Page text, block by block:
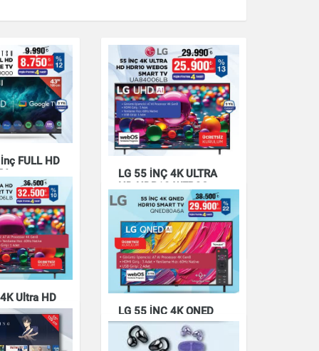
FULL HD
LG 55 İNÇ 4K ULTRA
HD HDR10 WEBOS
SMART TV
UA84006LB
Elektronik
Ultra HD
TV
LG 55 İNÇ 4K QNED
HDR10 SMART TV
QNED80A6A